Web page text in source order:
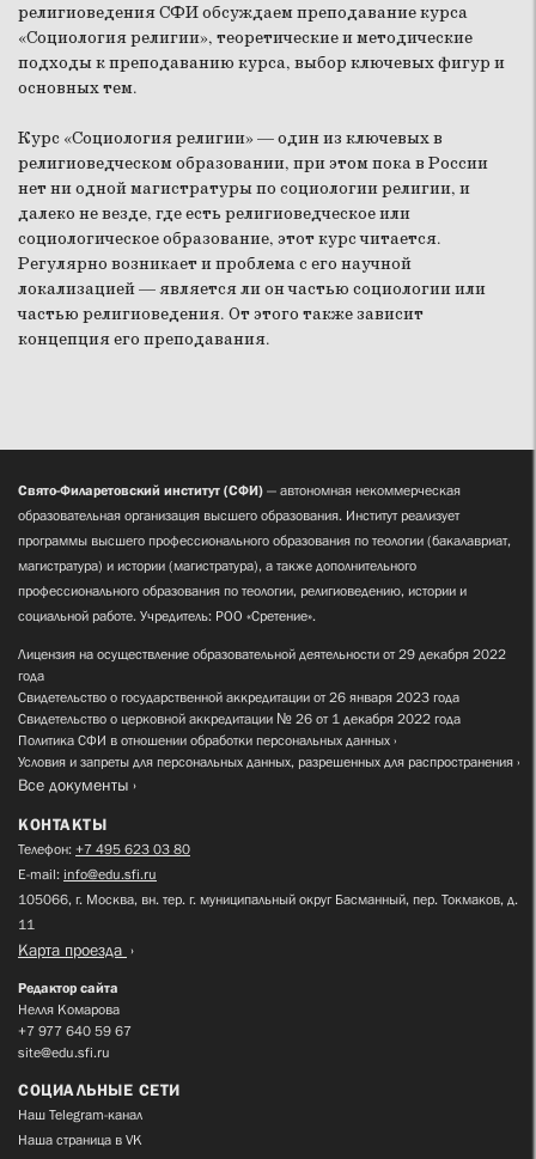
религиоведения СФИ обсуждаем преподавание курса
«Социология религии», теоретические и методические
подходы к преподаванию курса, выбор ключевых фигур и
основных тем.
Курс «Социология религии» — один из ключевых в
религиоведческом образовании, при этом пока в России
нет ни одной магистратуры по социологии религии, и
далеко не везде, где есть религиоведческое или
социологическое образование, этот курс читается.
Регулярно возникает и проблема с его научной
локализацией — является ли он частью социологии или
частью религиоведения. От этого также зависит
концепция его преподавания.
Свято-Филаретовский институт (СФИ) — автономная некоммерческая
образовательная организация высшего образования. Институт реализует
программы высшего профессионального образования по теологии (бакалавриат,
магистратура) и истории (магистратура), а также дополнительного
профессионального образования по теологии, религиоведению, истории и
социальной работе. Учредитель: РОО «Сретение».
Лицензия на осуществление образовательной деятельности от 29 декабря 2022
года
Свидетельство о государственной аккредитации от 26 января 2023 года
Свидетельство о церковной аккредитации № 26 от 1 декабря 2022 года
Политика СФИ в отношении обработки персональных данных
Условия и запреты для персональных данных, разрешенных для распространения
Все документы
КОНТАКТЫ
Телефон: +7 495 623 03 80
E-mail: info@edu.sfi.ru
105066, г. Москва, вн. тер. г. муниципальный округ Басманный, пер. Токмаков, д.
11
Карта проезда
Редактор сайта
Нелля Комарова
+7 977 640 59 67
site@edu.sfi.ru
СОЦИАЛЬНЫЕ СЕТИ
Наш Telegram-канал
Наша страница в VK